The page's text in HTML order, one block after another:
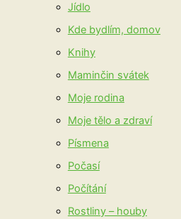
Jídlo
Kde bydlím, domov
Knihy
Maminčin svátek
Moje rodina
Moje tělo a zdraví
Písmena
Počasí
Počítání
Rostliny – houby